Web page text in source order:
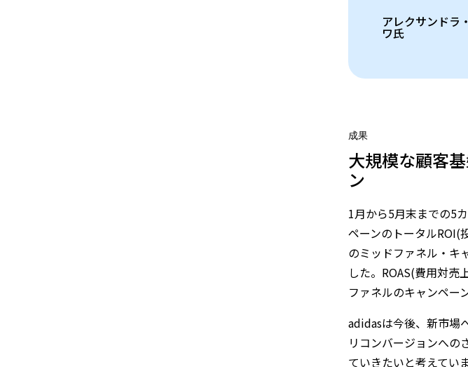
アレクサンドラ
ワ氏
成果
大規模な顧客
ン
1月から5月末までの5
ペーンのトータルROI(
のミッドファネル・キ
した。ROAS(費用対
ファネルのキャンペー
adidasは今後、新市場
リコンバージョンへの
ていきたいと考えていま